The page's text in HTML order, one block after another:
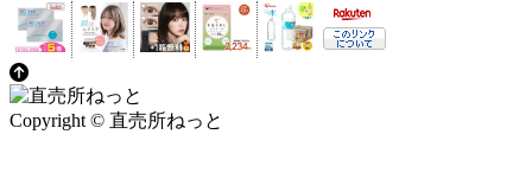
Copyright © 直売所ねっと